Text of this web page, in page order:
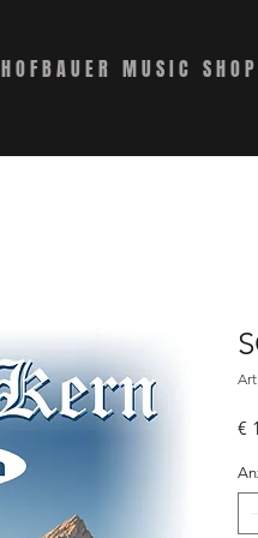
HOFBAUER MUSIC SHOP
€